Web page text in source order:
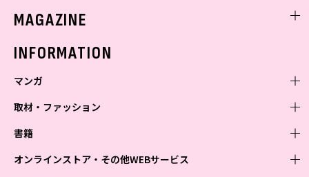
MAGAZINE
INFORMATION
マンガ
少年マンガ
Vジャンプ
青年マンガ
少女マンガ
取材・ファッション
ファッション・美容
芸能・情報・スポーツ
書籍
文芸・文庫・総合
オンラインストア・その他WEBサービス